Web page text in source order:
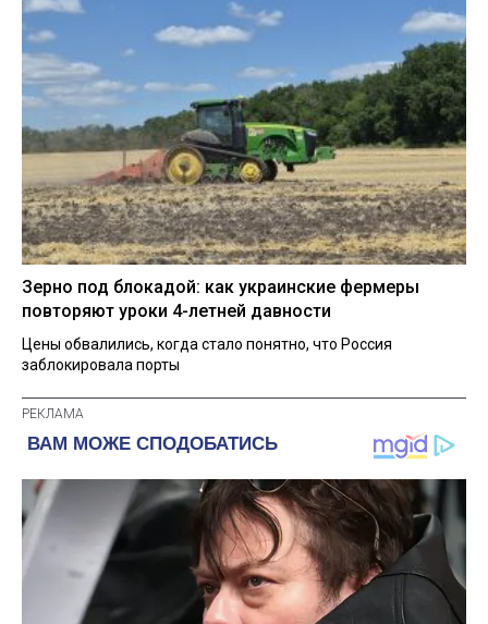
Зерно под блокадой: как украинские фермеры
повторяют уроки 4-летней давности
Цены обвалились, когда стало понятно, что Россия
заблокировала порты